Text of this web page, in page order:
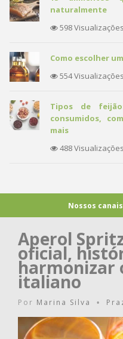
naturalmente
598 Visualizações
Como escolher
554 Visualizações
Tipos de
consumidos,
mais
488 Visualizações
Nossos canais
Aperol
oficial,
harmonizar
italiano
Por Marina Silva •